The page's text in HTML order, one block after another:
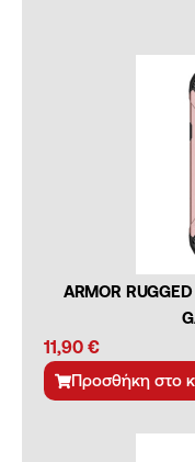
ARMOR
11,90 €
Προσθήκη στο